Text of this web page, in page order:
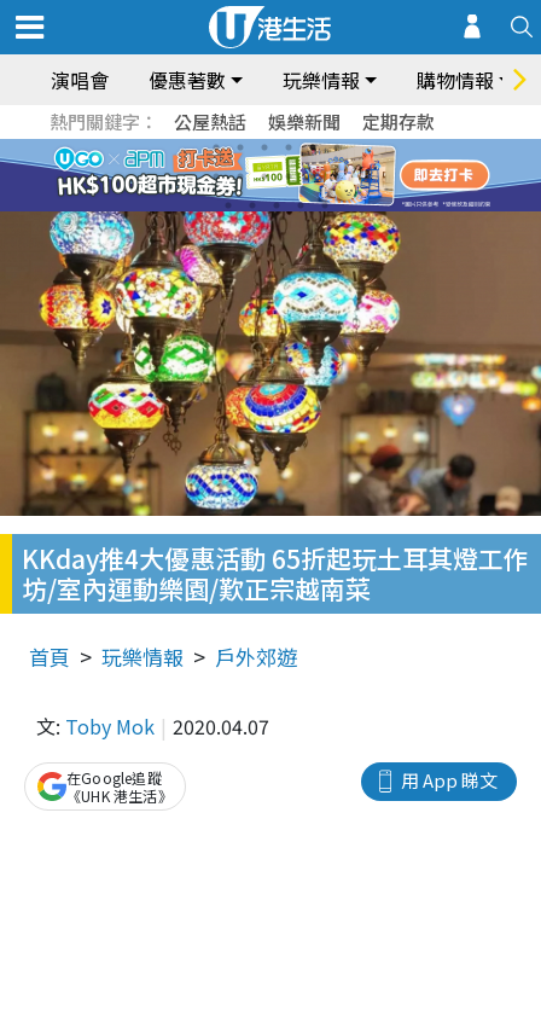
演唱會 優惠著數 玩樂情報 購物情報
熱門關鍵字： 公屋熱話 娛樂新聞 定期存款
KKday推4大優惠活動 65折起玩土耳其燈工作
坊/室內運動樂園/歎正宗越南菜
首頁 玩樂情報 戶外郊遊
文: Toby Mok 2020.04.07
用 App 睇文
在Google追蹤
《UHK 港生活》